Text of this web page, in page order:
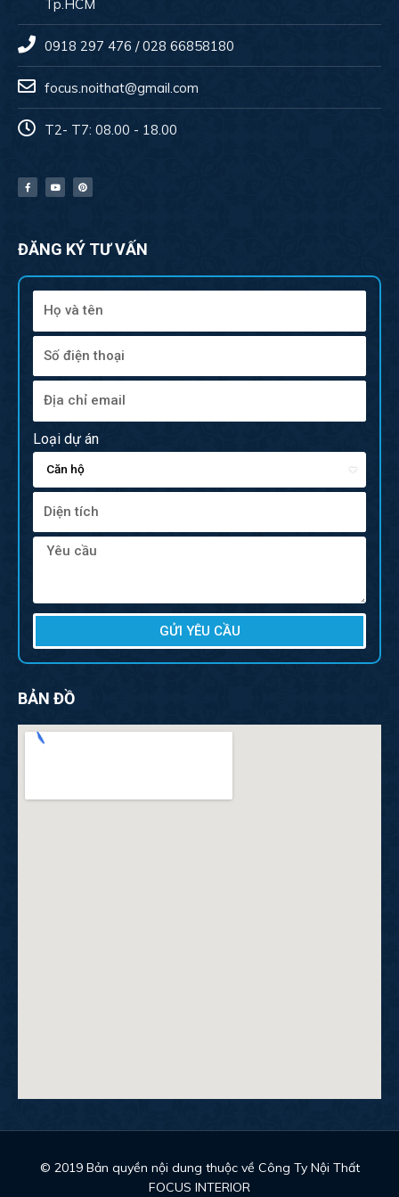
Tp.HCM
0918 297 476 / 028 66858180
focus.noithat@gmail.com
T2- T7: 08.00 - 18.00
ĐĂNG KÝ TƯ VẤN
Loại dự án
GỬI YÊU CẦU
BẢN ĐỒ
© 2019 Bản quyền nội dung thuộc về Công Ty Nội Thất
FOCUS INTERIOR